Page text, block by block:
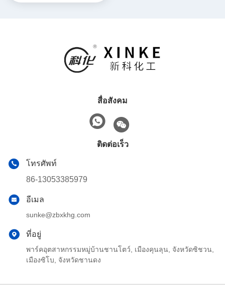
น้ำได้ดีมากสำหรับการใช้งาน
สื่อสังคม
ติดต่อเร็ว
โทรศัพท์
86-13053385979
อีเมล
sunke@zbxkhg.com
ที่อยู่
พาร์คอุตสาหกรรมหมู่บ้านชานโตว์, เมืองคุนลุน, จังหวัดซิชวน,
เมืองซิโบ, จังหวัดชานดง